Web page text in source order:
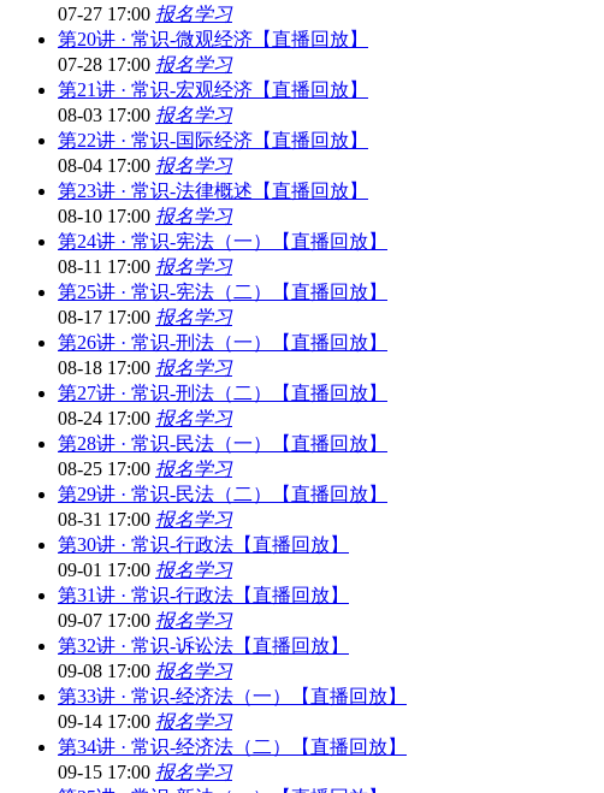
07-27 17:00 报名学习
第20讲 · 常识-微观经济【直播回放】
07-28 17:00 报名学习
第21讲 · 常识-宏观经济【直播回放】
08-03 17:00 报名学习
第22讲 · 常识-国际经济【直播回放】
08-04 17:00 报名学习
第23讲 · 常识-法律概述【直播回放】
08-10 17:00 报名学习
第24讲 · 常识-宪法（一）【直播回放】
08-11 17:00 报名学习
第25讲 · 常识-宪法（二）【直播回放】
08-17 17:00 报名学习
第26讲 · 常识-刑法（一）【直播回放】
08-18 17:00 报名学习
第27讲 · 常识-刑法（二）【直播回放】
08-24 17:00 报名学习
第28讲 · 常识-民法（一）【直播回放】
08-25 17:00 报名学习
第29讲 · 常识-民法（二）【直播回放】
08-31 17:00 报名学习
第30讲 · 常识-行政法【直播回放】
09-01 17:00 报名学习
第31讲 · 常识-行政法【直播回放】
09-07 17:00 报名学习
第32讲 · 常识-诉讼法【直播回放】
09-08 17:00 报名学习
第33讲 · 常识-经济法（一）【直播回放】
09-14 17:00 报名学习
第34讲 · 常识-经济法（二）【直播回放】
09-15 17:00 报名学习